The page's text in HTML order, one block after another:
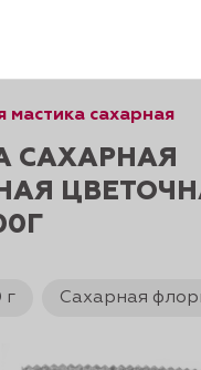
мастика сахарная
САХАРНАЯ
г Сахарная